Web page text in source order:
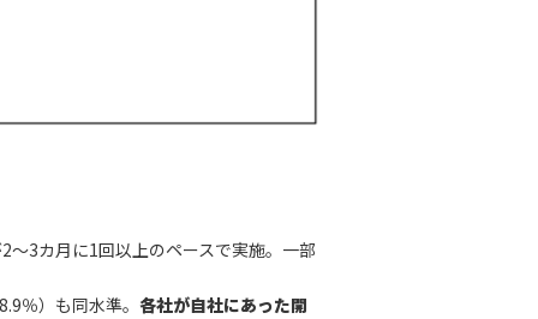
3カ月に1回以上のペースで実施。一部
％）も同水準。 各社が自社にあった開